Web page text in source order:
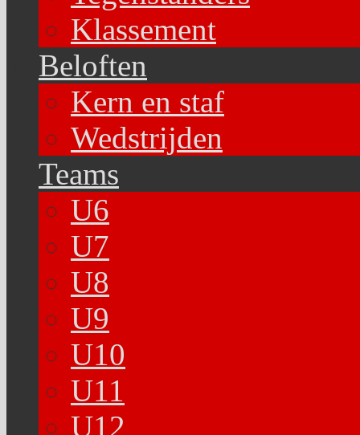
Klassement
Beloften
Kern en staf
Wedstrijden
Teams
U6
U7
U8
U9
U10
U11
U12